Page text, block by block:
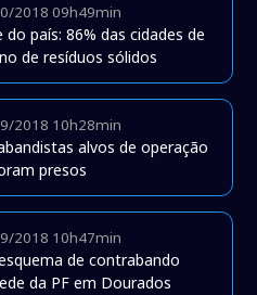
2018 09h49min
do país: 86% das cidades de
de resíduos sólidos
2018 10h28min
alvos de operação
presos
2018 10h47min
de contrabando
da PF em Dourados